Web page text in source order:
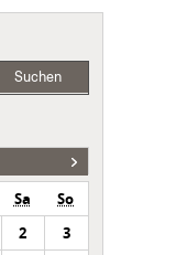
Suchen
Sa
So
2
3